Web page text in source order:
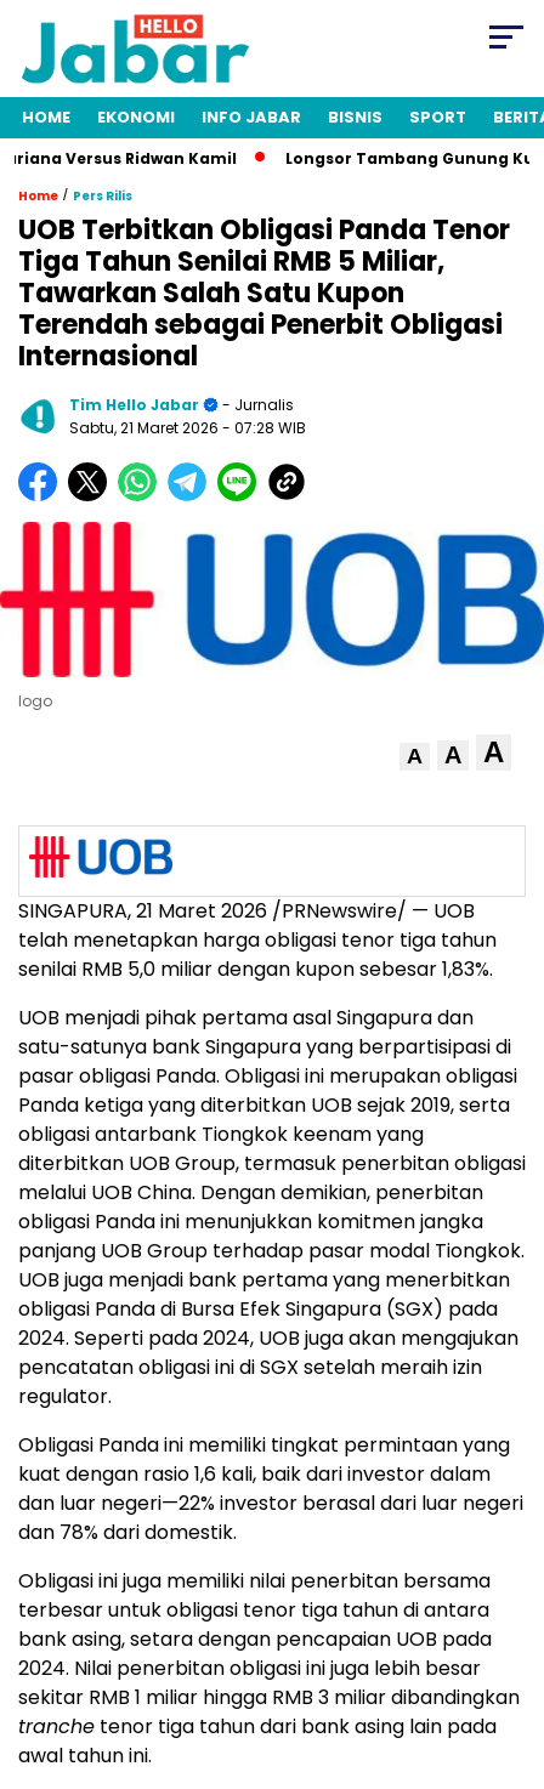
HOME EKONOMI INFO JABAR BISNIS SPORT
Versus Ridwan Kamil Longsor Tambang Gunung Kuda
Home / Pers Rilis
UOB Terbitkan Obligasi Panda Tenor
Tiga Tahun Senilai RMB 5 Miliar,
Tawarkan Salah Satu Kupon
Terendah sebagai Penerbit Obligasi
Internasional
Tim Hello Jabar
- Jurnalis
Sabtu, 21 Maret 2026 - 07:28 WIB
logo
A A A
SINGAPURA, 21 Maret 2026 /PRNewswire/ — UOB
telah menetapkan harga obligasi tenor tiga tahun
senilai RMB 5,0 miliar dengan kupon sebesar 1,83%.
UOB menjadi pihak pertama asal Singapura dan
satu-satunya bank Singapura yang berpartisipasi di
pasar obligasi Panda. Obligasi ini merupakan obligasi
Panda ketiga yang diterbitkan UOB sejak 2019, serta
obligasi antarbank Tiongkok keenam yang
diterbitkan UOB Group, termasuk penerbitan obligasi
melalui UOB China. Dengan demikian, penerbitan
obligasi Panda ini menunjukkan komitmen jangka
panjang UOB Group terhadap pasar modal Tiongkok.
UOB juga menjadi bank pertama yang menerbitkan
obligasi Panda di Bursa Efek Singapura (SGX) pada
2024. Seperti pada 2024, UOB juga akan mengajukan
pencatatan obligasi ini di SGX setelah meraih izin
regulator.
Obligasi Panda ini memiliki tingkat permintaan yang
kuat dengan rasio 1,6 kali, baik dari investor dalam
dan luar negeri—22% investor berasal dari luar negeri
dan 78% dari domestik.
Obligasi ini juga memiliki nilai penerbitan bersama
terbesar untuk obligasi tenor tiga tahun di antara
bank asing, setara dengan pencapaian UOB pada
2024. Nilai penerbitan obligasi ini juga lebih besar
sekitar RMB 1 miliar hingga RMB 3 miliar dibandingkan
tranche tenor tiga tahun dari bank asing lain pada
awal tahun ini.